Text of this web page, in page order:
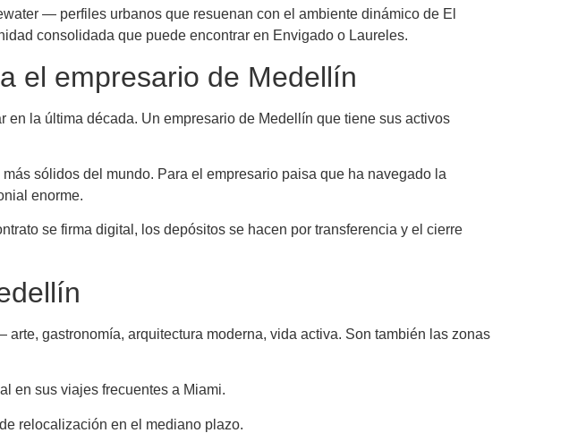
— perfiles urbanos que resuenan con el ambiente dinámico de El
consolidada que puede encontrar en Envigado o Laureles.
el empresario de Medellín
la última década. Un empresario de Medellín que tiene sus activos
sólidos del mundo. Para el empresario paisa que ha navegado la
enorme.
se firma digital, los depósitos se hacen por transferencia y el cierre
gastronomía, arquitectura moderna, vida activa. Son también las zonas
en sus viajes frecuentes a Miami.
relocalización en el mediano plazo.